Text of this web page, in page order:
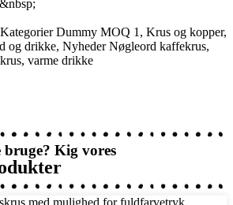
Kategorier Dummy MOQ 1 , Krus og kopper,
og drikke, Nyheder Nøgleord kaffekrus,
, varme drikke
Kig vores